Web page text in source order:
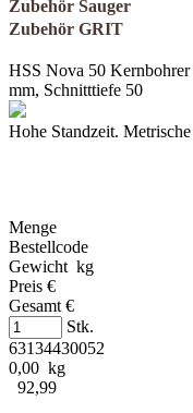
Zubehör Sauger
Zubehör GRIT
HSS Nova 50
mm, Schnitttiefe 50
Hohe Standzeit.
Menge
Bestellcode
Gewicht kg
Preis €
Gesamt €
Stk.
63134430052
0,00 kg
92,99